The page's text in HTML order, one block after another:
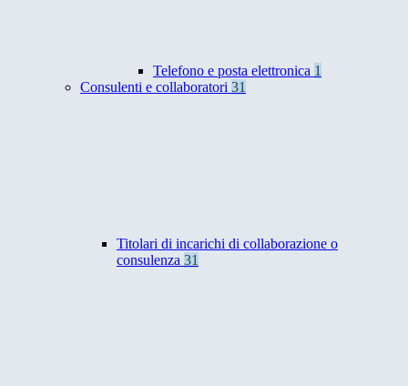
Telefono e posta elettronica 1
Consulenti e collaboratori 31
Titolari di incarichi di collaborazione o
consulenza 31